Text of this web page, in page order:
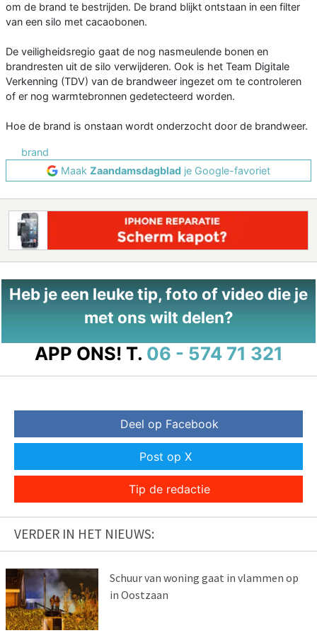
om de brand te bestrijden. De brand blijkt ontstaan in een filter
van een silo met cacaobonen.
De veiligheidsregio gaat de nog nasmeulende bonen en
brandresten uit de silo verwijderen. Ook is het Team Digitale
Verkenning (TDV) van de brandweer ingezet om te controleren
of er nog warmtebronnen gedetecteerd worden.
Hoe de brand is onstaan wordt onderzocht door de brandweer.
brand
Maak Zaandamsdagblad je Google-favoriet
Heb je een leuke tip, foto of video die je
met ons wilt delen?
APP ONS! T. 06 - 574 71 321
Deel op Facebook
Post op X
Tip de redactie
VERDER IN HET NIEUWS:
Schuur van woning gaat in vlammen op
in Oostzaan